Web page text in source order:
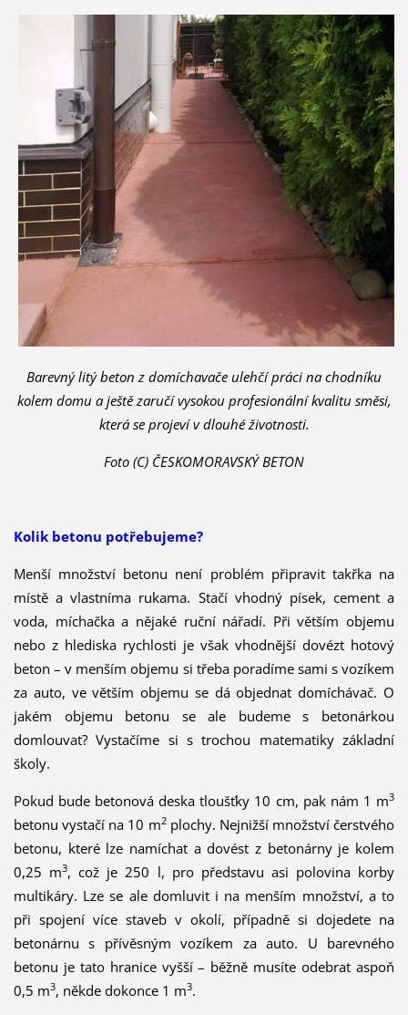
Barevný litý beton z domíchavače ulehčí práci na chodníku
kolem domu a ještě zaručí vysokou profesionální kvalitu směsi,
která se projeví v dlouhé životnosti.
Foto (C) ČESKOMORAVSKÝ BETON
Kolik betonu potřebujeme?
Menší množství betonu není problém připravit takřka na
místě a vlastníma rukama. Stačí vhodný písek, cement a
voda, míchačka a nějaké ruční nářadí. Při větším objemu
nebo z hlediska rychlosti je však vhodnější dovézt hotový
beton – v menším objemu si třeba poradíme sami s vozíkem
za auto, ve větším objemu se dá objednat domíchávač. O
jakém objemu betonu se ale budeme s betonárkou
domlouvat? Vystačíme si s trochou matematiky základní
školy.
Pokud bude betonová deska tloušťky 10 cm, pak nám 1 m3
betonu vystačí na 10 m2plochy. Nejnižší množství čerstvého
betonu, které lze namíchat a dovést z betonárny je kolem
0,25 m3, což je 250 l, pro představu asi polovina korby
multikáry. Lze se ale domluvit i na menším množství, a to
při spojení více staveb v okolí, případně si dojedete na
betonárnu s přívěsným vozíkem za auto. U barevného
betonu je tato hranice vyšší – běžně musíte odebrat aspoň
0,5 m3, někde dokonce 1 m3.